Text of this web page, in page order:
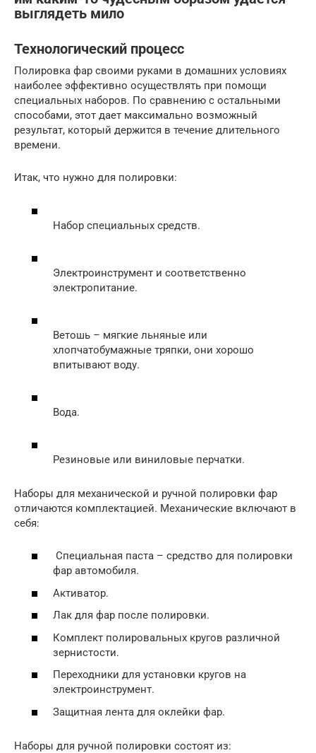
выглядеть мило
Технологический процесс
Полировка фар своими руками в домашних условиях
наиболее эффективно осуществлять при помощи
специальных наборов. По сравнению с остальными
способами, этот дает максимально возможный
результат, который держится в течение длительного
времени.
Итак, что нужно для полировки:
Набор специальных средств.
Электроинструмент и соответственно
электропитание.
Ветошь – мягкие льняные или
хлопчатобумажные тряпки, они хорошо
впитывают воду.
Вода.
Резиновые или виниловые перчатки.
Наборы для механической и ручной полировки фар
отличаются комплектацией. Механические включают в
себя:
Специальная паста – средство для полировки
фар автомобиля.
Активатор.
Лак для фар после полировки.
Комплект полировальных кругов различной
зернистости.
Переходники для установки кругов на
электроинструмент.
Защитная лента для оклейки фар.
Наборы для ручной полировки состоят из: